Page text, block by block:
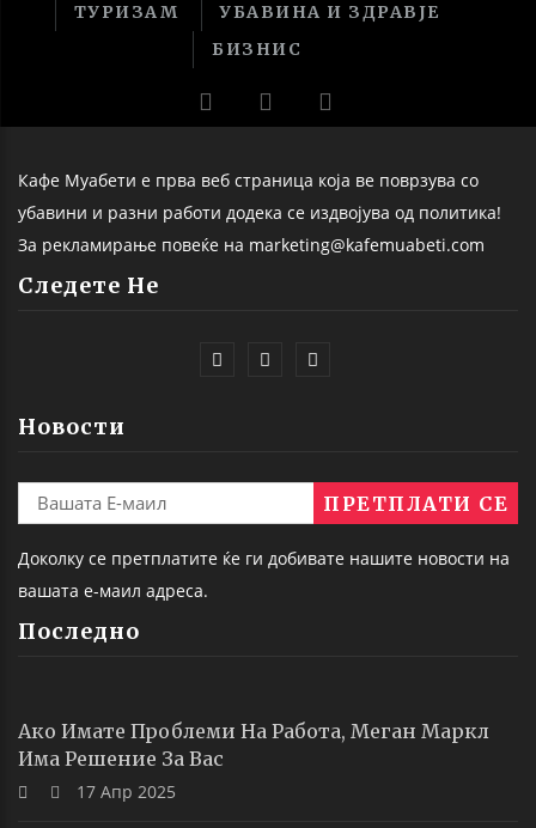
ТУРИЗАМ
УБАВИНА И ЗДРАВЈЕ
БИЗНИС
Кафе Муабети е прва веб страница која ве поврзува со
убавини и разни работи додека се издвојува од политика!
За рекламирање повеќе на marketing@kafemuabeti.com
Следете Не
Новости
Доколку се претплатите ќе ги добивате нашите новости на
вашата е-маил адреса.
Последно
Ако Имате Проблеми На Работа, Меган Маркл
Има Решение За Вас
17 Апр 2025